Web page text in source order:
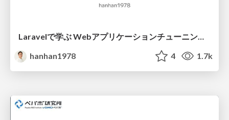
hanhan1978
4 1.7k